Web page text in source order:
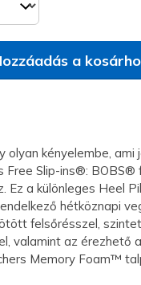
a
olyan kényelembe, ami
Free Slip-ins®: BOBS®
Ez a különleges Heel
hétköznapi
felsőrésszel,
valamint az érezhető
Memory Foam™